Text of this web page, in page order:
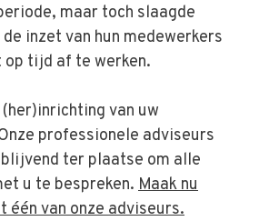
maar toch slaagde
inzet van hun medewerkers
op tijd af te werken.
van uw
professionele adviseurs
ter plaatse om alle
u te bespreken. Maak nu
één van onze adviseurs.